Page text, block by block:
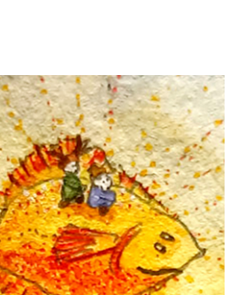
zur Premiere
2023 –
– Von der
in die Zukunft.”